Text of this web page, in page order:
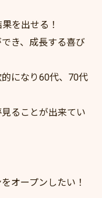
を出せる！
き、成長する喜び
になり60代、70代
ることが出来てい
オープンしたい！